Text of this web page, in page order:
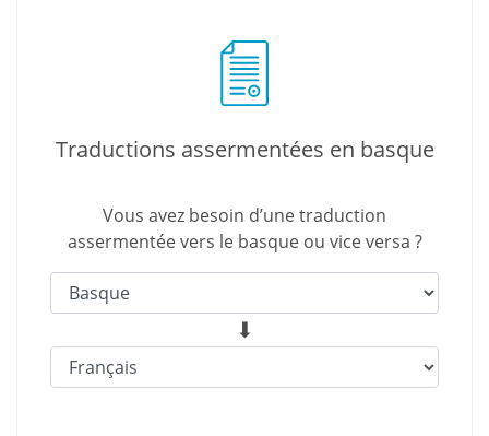
Traductions assermentées en basque
Vous avez besoin d’une traduction
assermentée vers le basque ou vice versa ?